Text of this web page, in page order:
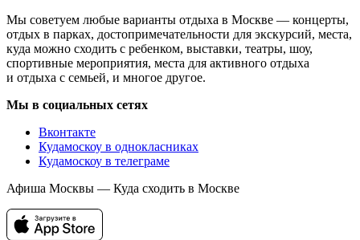
Мы советуем любые варианты отдыха в Москве — концерты,
отдых в парках, достопримечательности для экскурсий, места,
куда можно сходить с ребенком, выставки, театры, шоу,
спортивные мероприятия, места для активного отдыха
и отдыха с семьей, и многое другое.
Мы в социальных сетях
Вконтакте
Кудамоскоу в однокласниках
Кудамоскоу в телеграме
Афиша Москвы — Куда сходить в Москве